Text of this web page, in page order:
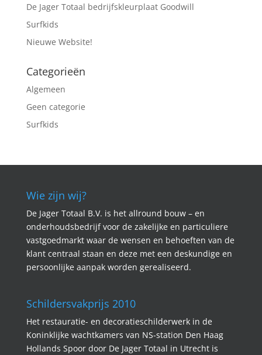
De Jager Totaal bedrijfskleurplaat Goodwill
Surfkids
Nieuwe Website!
Categorieën
Algemeen
Geen categorie
Surfkids
Wie zijn wij?
De Jager Totaal B.V. is het allround bouw – en
onderhoudsbedrijf voor de zakelijke en particuliere
vastgoedmarkt waar de wensen en behoeften van de
klant centraal staan en deze met een deskundige en
persoonlijke aanpak worden gerealiseerd.
Schildersvakprijs 2010
Het restauratie- en decoratieschilderwerk in de
Koninklijke wachtkamers van NS-station Den Haag
Hollands Spoor door De Jager Totaal in Utrecht is